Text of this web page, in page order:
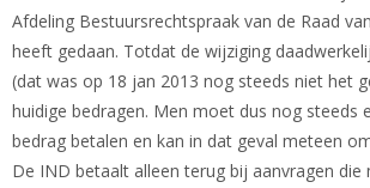
Afdeling Bestuursrechtspraak van de Raad
heeft gedaan. Totdat de wijziging
(dat was op 18 jan 2013 nog steeds niet het
huidige bedragen. Men moet dus nog steeds
bedrag betalen en kan in dat geval meteen
De IND betaalt alleen terug bij aanvragen die